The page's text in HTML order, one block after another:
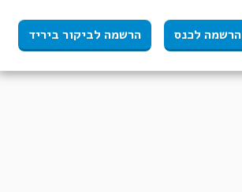
הרשמה לכנס הרשמה לביקור ביריד